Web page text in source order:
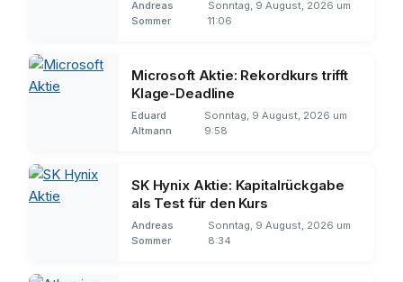
Andreas
Sommer
Sonntag, 9 August, 2026 um
11:06
Microsoft Aktie: Rekordkurs trifft
Klage-Deadline
Eduard
Altmann
Sonntag, 9 August, 2026 um
9:58
SK Hynix Aktie: Kapitalrückgabe
als Test für den Kurs
Andreas
Sommer
Sonntag, 9 August, 2026 um
8:34